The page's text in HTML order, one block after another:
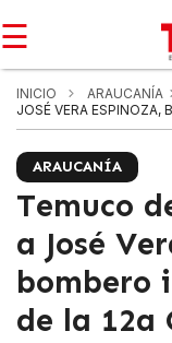
☰
INICIO ARAUCANÍA
JOSÉ VERA ESPINOZA,
ARAUCANÍA
Temuco
a José
bombero
de la 12a